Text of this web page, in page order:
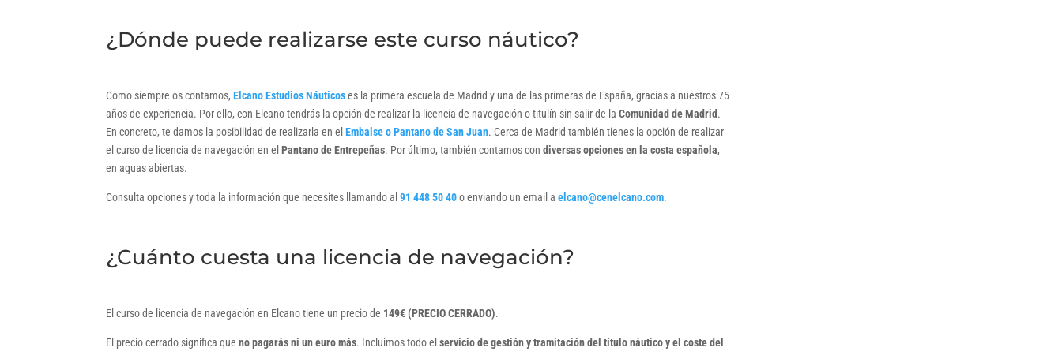
¿Dónde puede realizarse este curso náutico?
Como siempre os contamos,Elcano Estudios Náuticoses la primera escuela de Madrid y una de las primeras de España, gracias a nuestros 75
años de experiencia. Por ello, con Elcano tendrás la opción de realizar la licencia de navegación o titulín sin salir de laComunidad de Madrid.
En concreto, te damos la posibilidad de realizarla en elEmbalse o Pantano de San Juan. Cerca de Madrid también tienes la opción de realizar
el curso de licencia de navegación en elPantano de Entrepeñas. Por último, también contamos condiversas opciones en la costa española,
en aguas abiertas.
Consulta opciones y toda la información que necesites llamando al91 448 50 40o enviando un email aelcano@cenelcano.com.
¿Cuánto cuesta una licencia de navegación?
El curso de licencia de navegación en Elcano tiene un precio de 149€ (PRECIO CERRADO).
El precio cerrado significa queno pagarás ni un euro más. Incluimos todo elservicio de gestión y tramitación del título náutico y el coste del